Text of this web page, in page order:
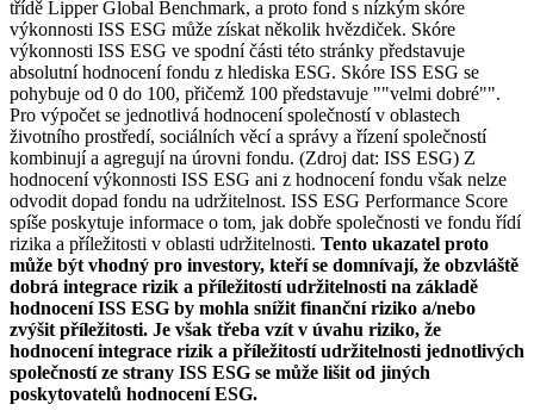
třídě Lipper Global Benchmark, a proto fond s nízkým skóre
výkonnosti ISS ESG může získat několik hvězdiček. Skóre
výkonnosti ISS ESG ve spodní části této stránky představuje
absolutní hodnocení fondu z hlediska ESG. Skóre ISS ESG se
pohybuje od 0 do 100, přičemž 100 představuje ""velmi dobré"".
Pro výpočet se jednotlivá hodnocení společností v oblastech
životního prostředí, sociálních věcí a správy a řízení společností
kombinují a agregují na úrovni fondu. (Zdroj dat: ISS ESG) Z
hodnocení výkonnosti ISS ESG ani z hodnocení fondu však nelze
odvodit dopad fondu na udržitelnost. ISS ESG Performance Score
spíše poskytuje informace o tom, jak dobře společnosti ve fondu řídí
rizika a příležitosti v oblasti udržitelnosti. Tento ukazatel proto
může být vhodný pro investory, kteří se domnívají, že obzvláště
dobrá integrace rizik a příležitostí udržitelnosti na základě
hodnocení ISS ESG by mohla snížit finanční riziko a/nebo
zvýšit příležitosti. Je však třeba vzít v úvahu riziko, že
hodnocení integrace rizik a příležitostí udržitelnosti jednotlivých
společností ze strany ISS ESG se může lišit od jiných
poskytovatelů hodnocení ESG.